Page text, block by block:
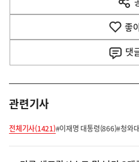
음
좋
댓
관련기사
전체기사(1421)#이재명 대통령(866)#청와